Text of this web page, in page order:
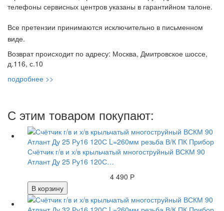
телефоны сервисных центров указаны в гарантийном талоне.
Все претензии принимаются исключительно в письменном
виде.
Возврат происходит по адресу: Москва, Дмитровское шоссе,
д.116, с.10
подробнее >>
С этим товаром покупают:
Счётчик г/в и х/в крыльчатый многоструйный ВСКМ 90
Атлант Ду 25 Ру16 120С…
4 490 Р
В корзину